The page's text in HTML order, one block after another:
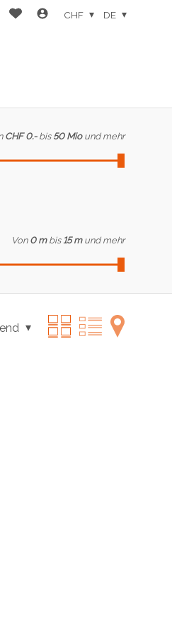
CHF DE
CHF 0.- bis 50 Mio und mehr
Von 0 m bis 15 m und mehr